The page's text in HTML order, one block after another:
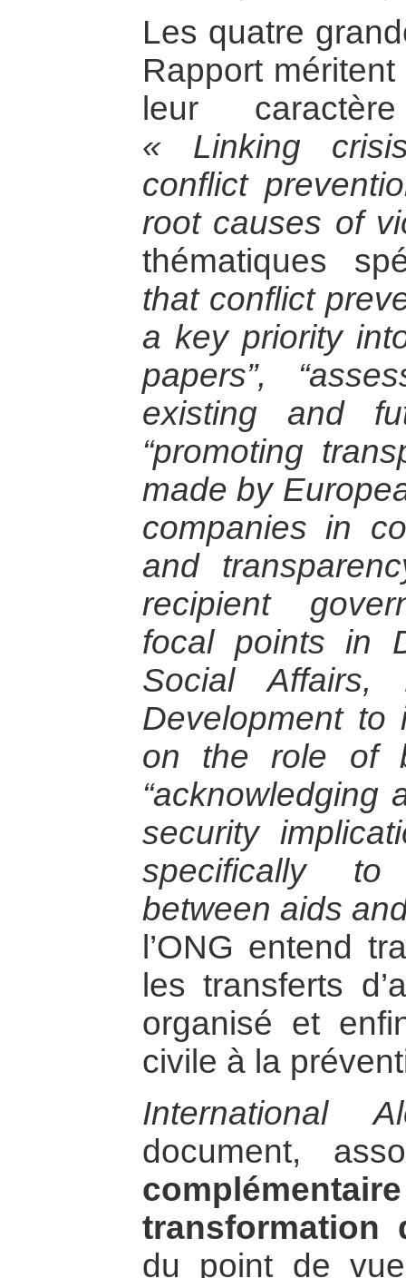
Les quatre
Rapport
leur
« Linking
conflict
root causes of
thématiques
that conflict
a key priority
papers”,
existing and
“promoting
made by
companies in
and
recipient
focal points in
Social
Development to
on the role of
“acknowledging
security
specifically to
between aids
l’ONG entend
les transferts
organisé et
civile à la
International
document,
transformation
du point de